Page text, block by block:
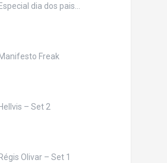
Especial dia dos pais…
Manifesto Freak
Hellvis – Set 2
Régis Olivar – Set 1